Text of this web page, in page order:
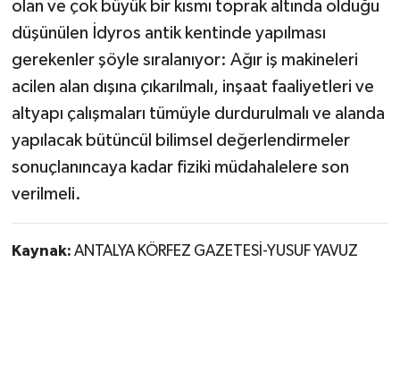
olan ve çok büyük bir kısmı toprak altında olduğu
düşünülen İdyros antik kentinde yapılması
gerekenler şöyle sıralanıyor: Ağır iş makineleri
acilen alan dışına çıkarılmalı, inşaat faaliyetleri ve
altyapı çalışmaları tümüyle durdurulmalı ve alanda
yapılacak bütüncül bilimsel değerlendirmeler
sonuçlanıncaya kadar fiziki müdahalelere son
verilmeli.
Kaynak: ANTALYA KÖRFEZ GAZETESİ-YUSUF YAVUZ